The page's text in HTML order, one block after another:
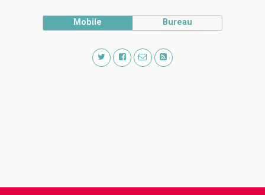
Mobile Bureau